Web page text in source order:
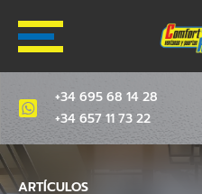
+34 695 68 14 28
+34 657 11 73 22
ARTÍCULOS